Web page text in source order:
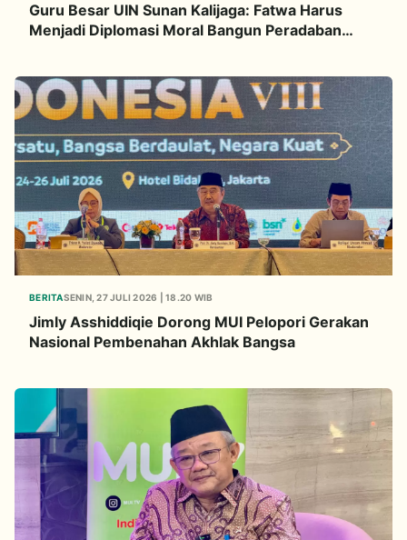
Guru Besar UIN Sunan Kalijaga: Fatwa Harus
Menjadi Diplomasi Moral Bangun Peradaban
BERITASENIN, 27 JULI 2026 | 18.20 WIB
Jimly Asshiddiqie Dorong MUI Pelopori Gerakan
Nasional Pembenahan Akhlak Bangsa